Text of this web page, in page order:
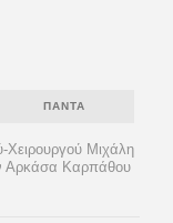
ΠΆΝΤΑ
Χειρουργού Μιχάλη
Αρκάσα Καρπάθου